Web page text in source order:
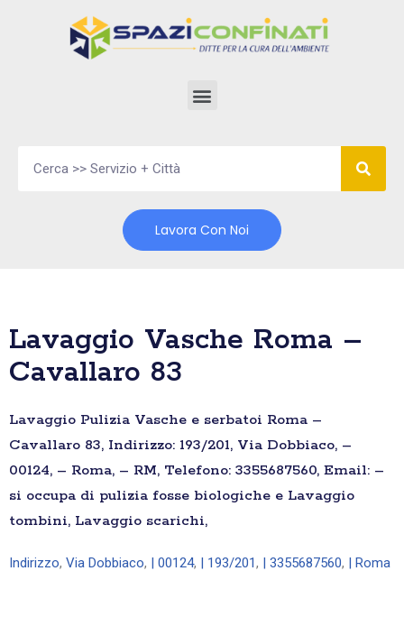
Lavora Con Noi
Lavaggio Vasche Roma –
Cavallaro 83
Lavaggio Pulizia Vasche e serbatoi Roma –
Cavallaro 83, Indirizzo: 193/201, Via Dobbiaco, –
00124, – Roma, – RM, Telefono: 3355687560, Email: –
si occupa di pulizia fosse biologiche e Lavaggio
tombini, Lavaggio scarichi,
Indirizzo, Via Dobbiaco, | 00124, | 193/201, | 3355687560, | Roma